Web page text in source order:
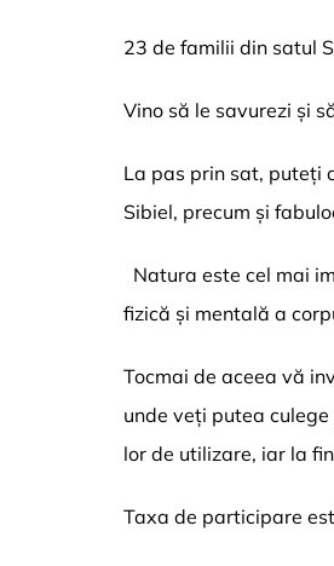
23 de familii din satul
Vino să le savurezi și
La pas prin sat, puteți
Sibiel, precum și
Natura este cel mai
fizică și mentală a
Tocmai de aceea vă
unde veți putea
lor de utilizare, iar la
Taxa de participare